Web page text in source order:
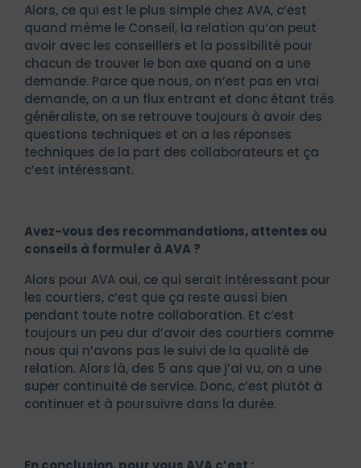
Alors, ce qui est le plus simple chez AVA, c’est
quand même le Conseil, la relation qu’on peut
avoir avec les conseillers et la possibilité pour
chacun de trouver le bon axe quand on a une
demande. Parce que nous, on n’est pas en vrai
demande, on a un flux entrant et donc étant très
généraliste, on se retrouve toujours à avoir des
questions techniques et on a les réponses
techniques de la part des collaborateurs et ça
c’est intéressant.
Avez-vous des recommandations, attentes ou
conseils à formuler à AVA ?
Alors pour AVA oui, ce qui serait intéressant pour
les courtiers, c’est que ça reste aussi bien
pendant toute notre collaboration. Et c’est
toujours un peu dur d’avoir des courtiers comme
nous qui n’avons pas le suivi de la qualité de
relation. Alors là, des 5 ans que j’ai vu, on a une
super continuité de service. Donc, c’est plutôt à
continuer et à poursuivre dans la durée.